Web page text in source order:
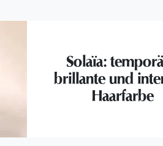
Solaïa:
brillante und
Haarfarbe